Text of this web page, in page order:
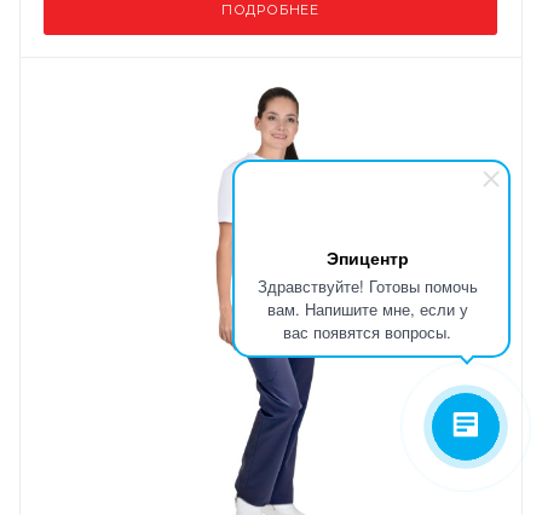
Эпицентр
Здравствуйте! Готовы помочь
вам. Напишите мне, если у
вас появятся вопросы.
ПОДРОБНЕЕ